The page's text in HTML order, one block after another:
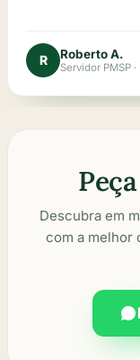
R Roberto A.
Servidor PMSP
Descubra em
com a melhor